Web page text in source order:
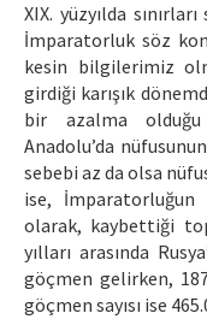
XIX. yüzyılda
İmparatorluk söz
kesin bilgilerimiz
girdiği karışık
bir azalma
Anadolu’da
sebebi az da olsa
ise,
olarak, kaybettiği
yılları arasında
göçmen gelirken,
göçmen sayısı ise